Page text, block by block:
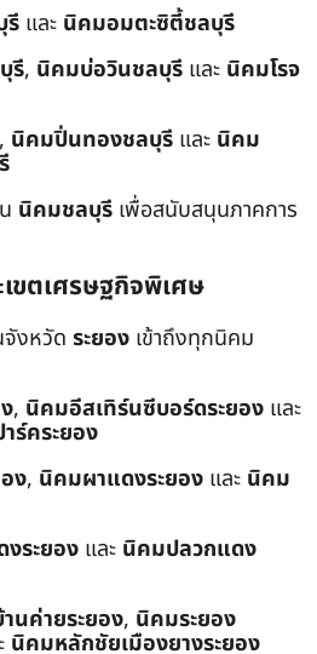
รี และ นิคมอมตะซิตี้ชลบุรี
รี, นิคมบ่อวินชลบุรี และ นิคมโรจ
, นิคมปิ่นทองชลบุรี และ นิคม
นิคมชลบุรี เพื่อสนับสนุนภาคการ
ขตเศรษฐกิจพิเศษ
จังหวัด ระยอง เข้าถึงทุกนิคม
, นิคมอีสเทิร์นซีบอร์ดระยอง และ
ร์คระยอง
ง, นิคมผาแดงระยอง และ นิคม
ระยอง และ นิคมปลวกแดง
นค่ายระยอง, นิคมระยอง
นิคมหลักชัยเมืองยางระยอง